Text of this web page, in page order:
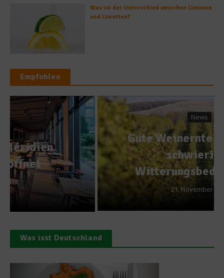
Was ist der Unterschied zwischen Limonen
und Limetten?
Empfohlen
News
Gute Weinernte 2013 trotz
schwieriger
Witterungsbedingungen
21. November 2013
Was isst Deutschland